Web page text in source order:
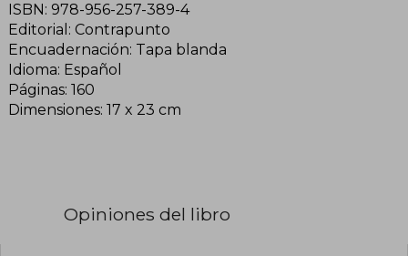
ISBN: 978-956-257-389-4
Editorial: Contrapunto
Encuadernación: Tapa blanda
Idioma: Español
Páginas: 160
Dimensiones: 17 x 23 cm
Opiniones del libro